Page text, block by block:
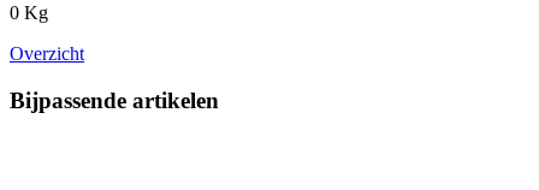
0 Kg
Overzicht
Bijpassende artikelen